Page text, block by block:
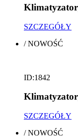
SZCZEGÓŁY
/NOWOŚĆ
ID:1842
SZCZEGÓŁY
/NOWOŚĆ